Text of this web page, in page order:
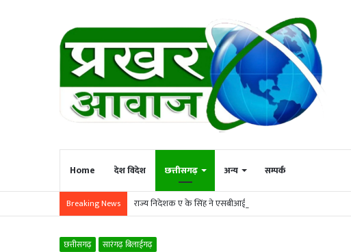
Home देश विदेश छत्तीसगढ़ अन्य सम्पर्क
Breaking News राज्य निदेशक ए के सिंह ने एसबीआई आरसेटी सारंगढ़ का किया निरीक्षण
छत्तीसगढ़ सारंगढ़ बिलाईगढ़